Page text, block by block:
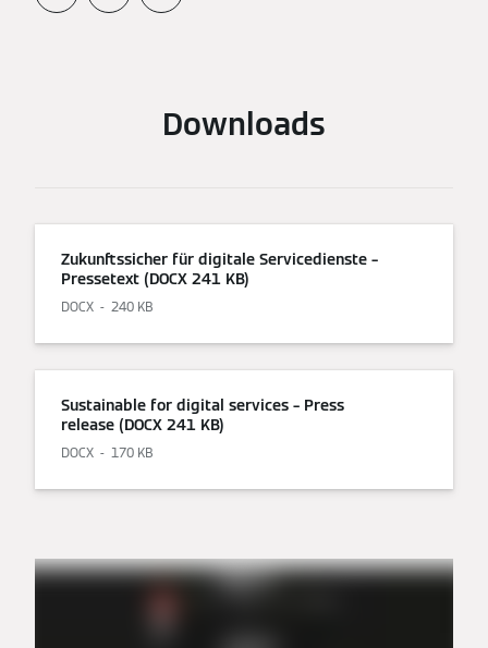
Downloads
Zukunftssicher für digitale Servicedienste –
Pressetext (DOCX 241 KB)
DOCX 240 KB
Sustainable for digital services – Press
release (DOCX 241 KB)
DOCX 170 KB